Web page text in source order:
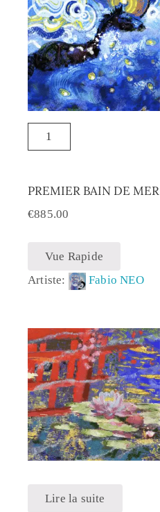
PREMIER BAIN DE MER
€885.00
Vue Rapide
Artiste:
Fabio NEO
Lire la suite